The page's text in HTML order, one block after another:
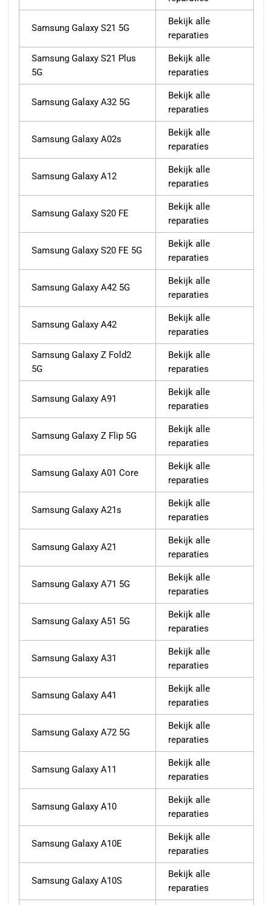
Samsung Galaxy S21 5G
Bekijk alle
reparaties
Samsung Galaxy S21 Plus
5G
Bekijk alle
reparaties
Samsung Galaxy A32 5G
Bekijk alle
reparaties
Samsung Galaxy A02s
Bekijk alle
reparaties
Samsung Galaxy A12
Bekijk alle
reparaties
Samsung Galaxy S20 FE
Bekijk alle
reparaties
Samsung Galaxy S20 FE 5G
Bekijk alle
reparaties
Samsung Galaxy A42 5G
Bekijk alle
reparaties
Samsung Galaxy A42
Bekijk alle
reparaties
Samsung Galaxy Z Fold2
5G
Bekijk alle
reparaties
Samsung Galaxy A91
Bekijk alle
reparaties
Samsung Galaxy Z Flip 5G
Bekijk alle
reparaties
Samsung Galaxy A01 Core
Bekijk alle
reparaties
Samsung Galaxy A21s
Bekijk alle
reparaties
Samsung Galaxy A21
Bekijk alle
reparaties
Samsung Galaxy A71 5G
Bekijk alle
reparaties
Samsung Galaxy A51 5G
Bekijk alle
reparaties
Samsung Galaxy A31
Bekijk alle
reparaties
Samsung Galaxy A41
Bekijk alle
reparaties
Samsung Galaxy A72 5G
Bekijk alle
reparaties
Samsung Galaxy A11
Bekijk alle
reparaties
Samsung Galaxy A10
Bekijk alle
reparaties
Samsung Galaxy A10E
Bekijk alle
reparaties
Samsung Galaxy A10S
Bekijk alle
reparaties